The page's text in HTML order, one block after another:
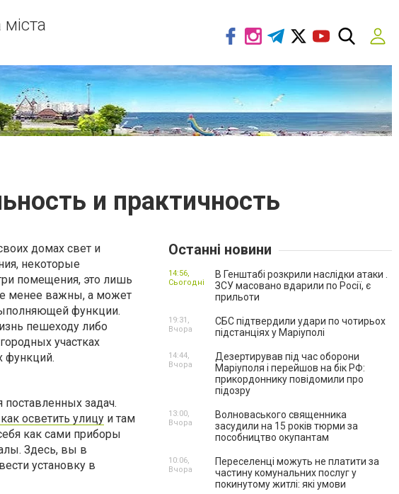
и практичность
домах свет и
некоторые
помещения, это лишь
менее важны, а может
функции.
пешеходу либо
участках
функций.
задач.
осветить улицу и там
как сами приборы
Здесь, вы в
установку в
Останні новини
В Генштабі розкрили наслідки атаки .
ЗСУ масовано вдарили по Росії, є
прильоти
14:56,
Сьогодні
СБС підтвердили удари по чотирьох
підстанціях у Маріуполі
19:31,
Вчора
Дезертирував під час оборони
Маріуполя і перейшов на бік РФ:
прикордоннику повідомили про
підозру
14:44,
Вчора
Волноваського священника
засудили на 15 років тюрми за
пособництво окупантам
13:00,
Вчора
Переселенці можуть не платити за
частину комунальних послуг у
покинутому житлі: які умови
10:06,
Вчора